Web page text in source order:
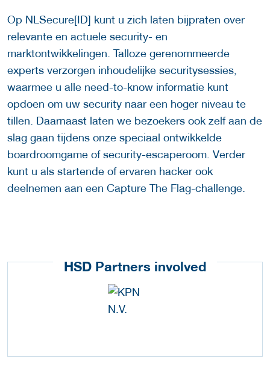
Op NLSecure[ID] kunt u zich laten bijpraten over
relevante en actuele security- en
marktontwikkelingen. Talloze gerenommeerde
experts verzorgen inhoudelijke securitysessies,
waarmee u alle need-to-know informatie kunt
opdoen om uw security naar een hoger niveau te
tillen. Daarnaast laten we bezoekers ook zelf aan de
slag gaan tijdens onze speciaal ontwikkelde
boardroomgame of security-escaperoom. Verder
kunt u als startende of ervaren hacker ook
deelnemen aan een Capture The Flag-challenge.
HSD Partners involved